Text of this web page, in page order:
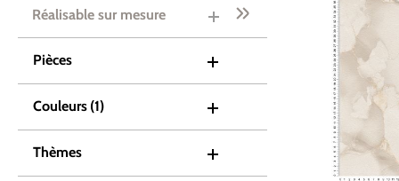
Réalisable sur mesure
Pièces
Couleurs (1)
Thèmes